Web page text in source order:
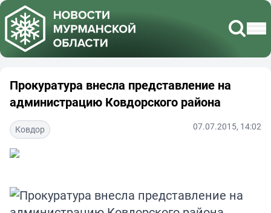
Прокуратура внесла представление на
администрацию Ковдорского района
Ковдор 07.07.2015, 14:02